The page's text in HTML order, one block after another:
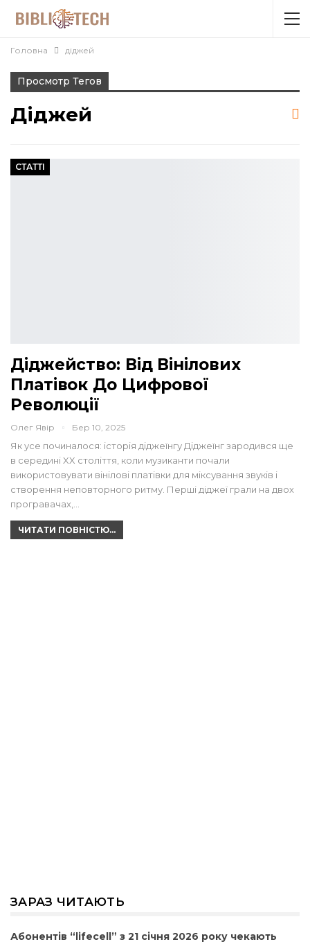
Головна діджей
Просмотр Тегов
Діджей
СТАТТІ
Діджейство: Від Вінілових
Платівок До Цифрової
Революції
Олег Явір Бер 10, 2025
Як усе починалося: історія діджеїнгу Діджеїнг зародився ще
в середині XX століття, коли музиканти почали
використовувати вінілові платівки для міксування звуків і
створення неповторного ритму. Перші діджеї грали на двох
програвачах,…
ЧИТАТИ ПОВНІСТЮ...
ЗАРАЗ ЧИТАЮТЬ
Абонентів “lifecell” з 21 січня 2026 року чекають